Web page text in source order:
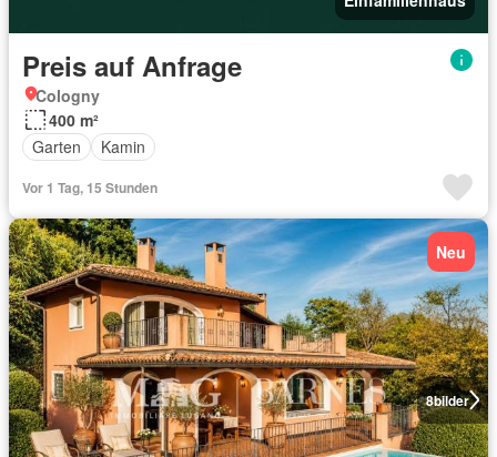
Preis auf Anfrage
Cologny
400 m²
Garten
Kamin
Vor 1 Tag, 15 Stunden
8bilder
Neu